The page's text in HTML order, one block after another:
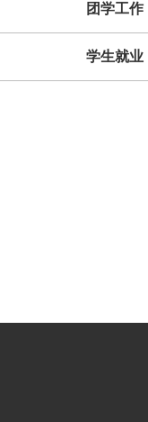
团学工作
学生就业